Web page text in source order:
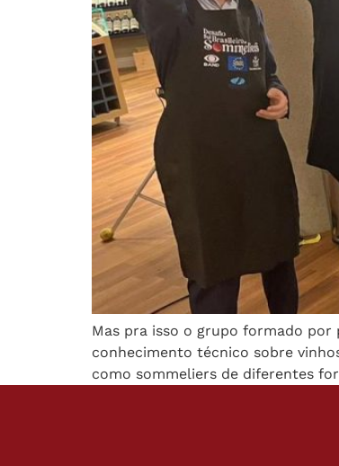
Mas pra isso o grupo formado por
conhecimento técnico sobre
como sommeliers de diferentes